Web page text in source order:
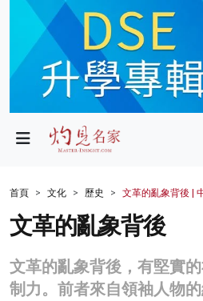
政局
財經
生活
商業
首頁 文化 歷史 文革的亂象背後 |
文革的亂象背後
文革的亂象背後，有堅實
制力。前者來自領袖人物